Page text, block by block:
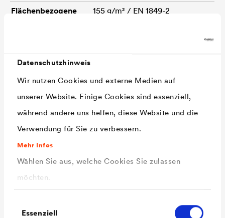
Datenschutzhinweis
Wir nutzen Cookies und externe Medien auf
unserer Website. Einige Cookies sind essenziell,
während andere uns helfen, diese Website und die
Verwendung für Sie zu verbessern.
Mehr Infos
Wählen Sie aus, welche Cookies Sie zulassen
möchten.
Essenziell
Flächenbezogene
155 g/m² / EN 1849-2
MD/CD (ca.)
UV-Stabilisierung
150 kLy
Ösen-Ausreißkraft
(ca.)
750 N/20 cm
Abstand Ösen
10 cm
Durchmesser Ösen
Weiterreißwidersta
nd (Nagelschaft)
400 / 400 N /
Widerstand gegen